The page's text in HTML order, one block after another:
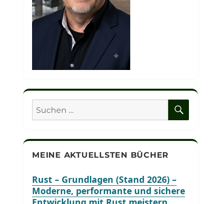
Suchen
nach:
MEINE AKTUELLSTEN BÜCHER
Rust – Grundlagen (Stand 2026) –
Moderne, performante und sichere